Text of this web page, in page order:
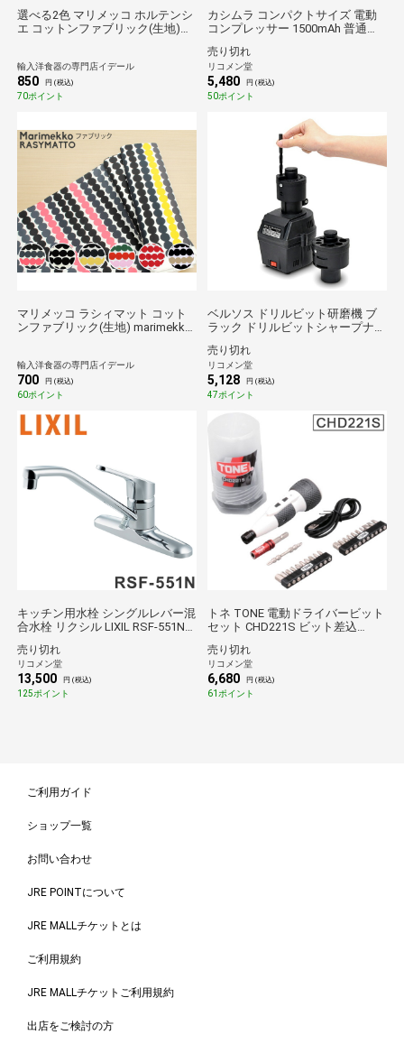
選べる2色 マリメッコ ホルテンシ
エ コットンファブリック(生地)
布
輸入洋食器の専門店イデール
850 円 (税込)
70ポイント
カシムラ コンパクトサイズ 電動
コンプレッサー 1500mAh 普通乗
ッサー 空気入れ 電動空気入れ 電
動 自動 自動車用 車用 持ち運び コ
ンパクト 小型【送料無料】
売り切れ
リコメン堂
5,480 円 (税込)
50ポイント
マリメッコ ラシィマット コット
ンファブリック(生地) marimekko
輸入洋食器の専門店イデール
700 円 (税込)
60ポイント
ベルソス ドリルビット研磨機 ブ
ラック ドリルビットシャープナー
ットに対応 DIY メンテナンス ドリ
ル刃 簡単操作【送料無料】
売り切れ
リコメン堂
5,128 円 (税込)
47ポイント
キッチン用水栓 シングルレバー混
合水栓 リクシル LIXIL RSF-551N
料無料】
売り切れ
リコメン堂
13,500 円 (税込)
125ポイント
トネ TONE 電動ドライバービット
セット CHD221S ビット差込
ワイト【送料無料】
売り切れ
リコメン堂
6,680 円 (税込)
61ポイント
ご利用ガイド
ショップ一覧
お問い合わせ
JRE POINTについて
JRE MALLチケットとは
ご利用規約
JRE MALLチケットご利用規約
出店をご検討の方